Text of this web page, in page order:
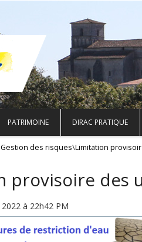
PATRIMOINE DIRAC PRATIQUE
Gestion des risques\Limitation
provisoire des
à 22h42 PM